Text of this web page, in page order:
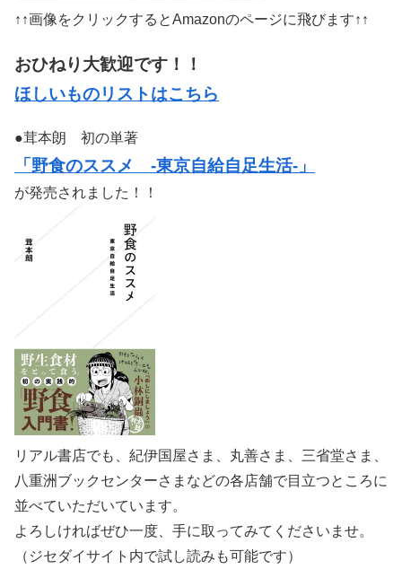
↑↑画像をクリックするとAmazonのページに飛びます↑↑
おひねり大歓迎です！！
ほしいものリストはこちら
●茸本朗 初の単著
「野食のススメ -東京自給自足生活-」
が発売されました！！
リアル書店でも、紀伊国屋さま、丸善さま、三省堂さま、
八重洲ブックセンターさまなどの各店舗で目立つところに
並べていただいています。
よろしければぜひ一度、手に取ってみてくださいませ。
（ジセダイサイト内で試し読みも可能です）